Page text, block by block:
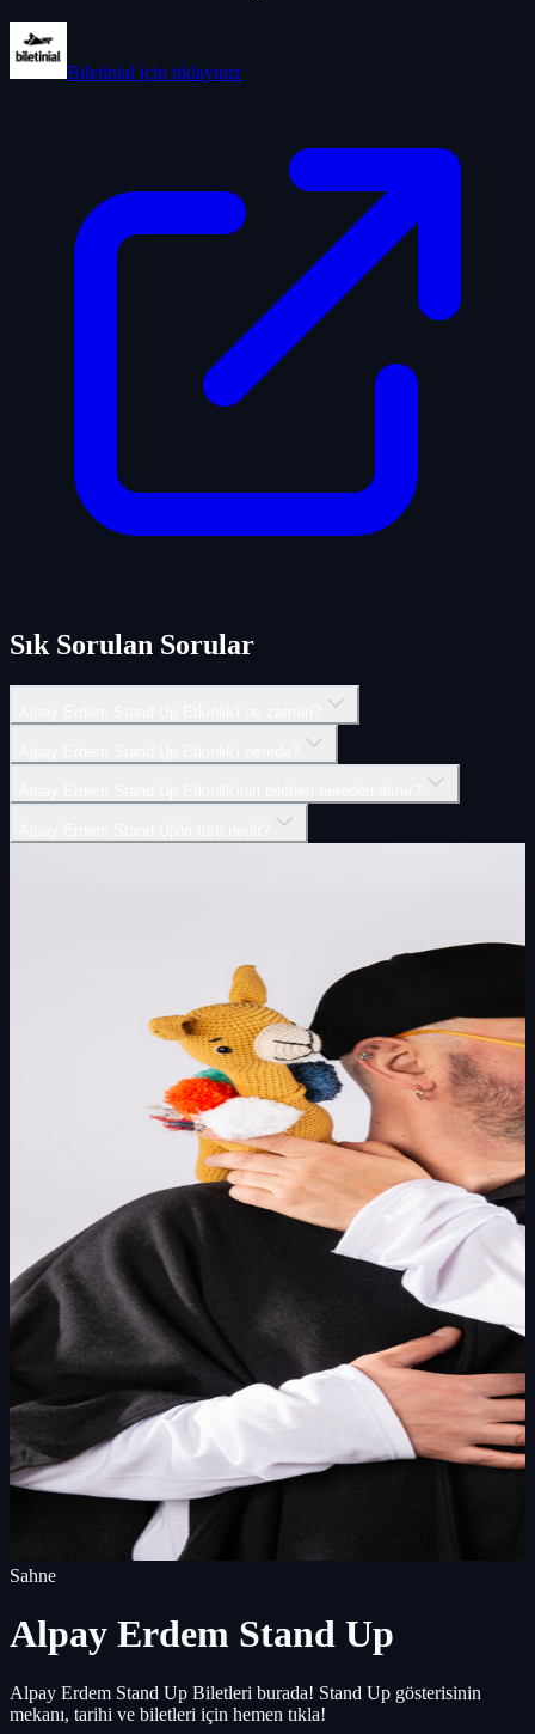
Biletinial için tıklayınız
Sık Sorulan Sorular
Sahne
Alpay Erdem Stand Up
Alpay Erdem Stand Up Biletleri burada! Stand Up gösterisinin
mekanı, tarihi ve biletleri için hemen tıkla!